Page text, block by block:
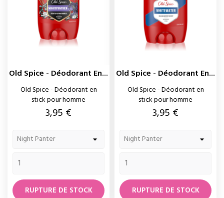
Old Spice - Déodorant En...
Old Spice - Déodorant en
stick pour homme
Prix
3,95 €
RUPTURE DE STOCK
Old Spice - Déodorant En...
Old Spice - Déodorant en
stick pour homme
Prix
3,95 €
RUPTURE DE STOCK